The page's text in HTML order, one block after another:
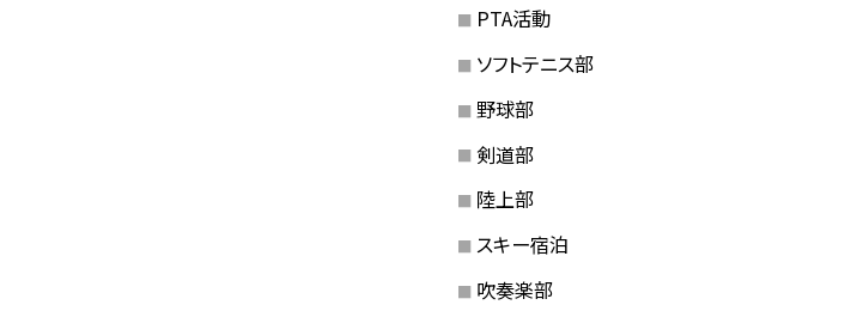
PTA活動
ソフトテニス部
野球部
剣道部
陸上部
スキー宿泊
吹奏楽部